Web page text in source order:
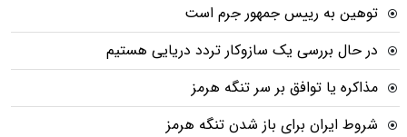
توهین به رییس جمهور جرم است
در حال بررسی یک سازوکار تردد دریایی هستیم
مذاکره یا توافق بر سر تنگه هرمز
شروط ایران برای باز شدن تنگه هرمز